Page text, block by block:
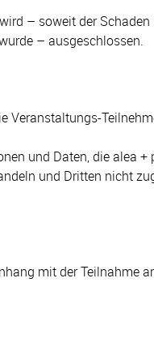
– soweit der
– ausgeschlossen.
Veranstaltungs-
und Daten, die alea
und Dritten nicht
mit der Teilnahme